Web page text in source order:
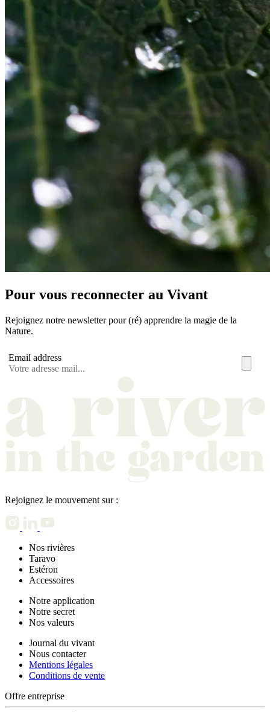
Pour vous reconnecter au Vivant
Rejoignez notre newsletter pour (ré) apprendre la magie de la
Nature.
Email address
Rejoignez le mouvement sur :
Nos rivières
Taravo
Estéron
Accessoires
Notre application
Notre secret
Nos valeurs
Journal du vivant
Nous contacter
Mentions légales
Conditions de vente
Offre entreprise